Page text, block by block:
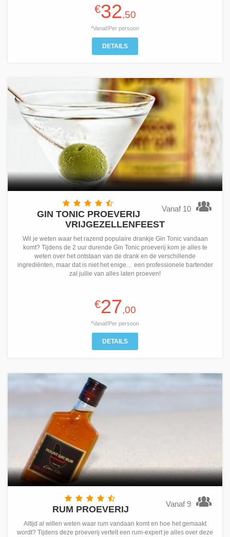
€32,50
*Vanaf/Per persoon
DETAILS
Vanaf 10
GIN TONIC PROEVERIJ
VRIJGEZELLENFEEST
Wil je weten waar het razend populaire drankje Gin Tonic vandaan
komt? Tijdens de 2 uur durende Gin Tonic proeverij kom je alles te
weten over het ontstaan van de drank en de verschillende
ingrediënten, maar dat is niet het enige… een professionele bartender
zal jullie van alles laten proeven!
€27,00
*Vanaf/Per persoon
DETAILS
Vanaf 9
RUM PROEVERIJ
Altijd al willen weten waar rum vandaan komt en hoe het gemaakt
wordt? Tijdens deze proeverij vertelt een rum-expert je alles over deze